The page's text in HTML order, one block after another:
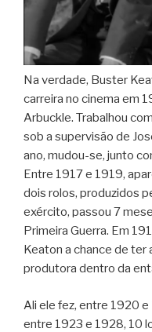
Na verdade, Buster
carreira no cinema em
Arbuckle. Trabalhou
sob a supervisão de
ano, mudou-se, junto
Entre 1917 e 1919,
dois rolos, produzidos
exército, passou 7
Primeira Guerra. Em
Keaton a chance de ter
produtora dentro da
Ali ele fez, entre 1920
entre 1923 e 1928, 10